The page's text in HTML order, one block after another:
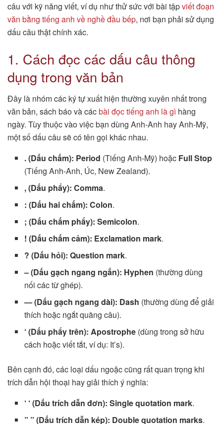
câu với kỹ năng viết, ví dụ như thử sức với bài tậpviết đoạn
văn bằng tiếng anh về nghề đầu bếp, nơi bạn phải sử dụng
dấu câu thật chính xác.
1. Cách đọc các dấu câu thông
dụng trong văn bản
Đây là nhóm các ký tự xuất hiện thường xuyên nhất trong
văn bản, sách báo và cácbài đọc tiếng anh là gì hàng
ngày. Tùy thuộc vào việc bạn dùng Anh-Anh hay Anh-Mỹ,
một số dấu câu sẽ có tên gọi khác nhau.
. (Dấu chấm): Period (Tiếng Anh-Mỹ) hoặc Full Stop
(Tiếng Anh-Anh, Úc, New Zealand).
, (Dấu phẩy): Comma.
: (Dấu hai chấm): Colon.
; (Dấu chấm phẩy): Semicolon.
! (Dấu chấm cảm): Exclamation mark.
? (Dấu hỏi): Question mark.
– (Dấu gạch ngang ngắn): Hyphen (thường dùng
nối các từ ghép).
— (Dấu gạch ngang dài): Dash (thường dùng để giải
thích hoặc ngắt quãng câu).
‘ (Dấu phẩy trên): Apostrophe (dùng trong sở hữu
cách hoặc viết tắt, ví dụ: It’s).
Bên cạnh đó, các loại dấu ngoặc cũng rất quan trọng khi
trích dẫn hội thoại hay giải thích ý nghĩa:
‘ ‘ (Dấu trích dẫn đơn): Single quotation mark.
” ” (Dấu trích dẫn kép): Double quotation marks.